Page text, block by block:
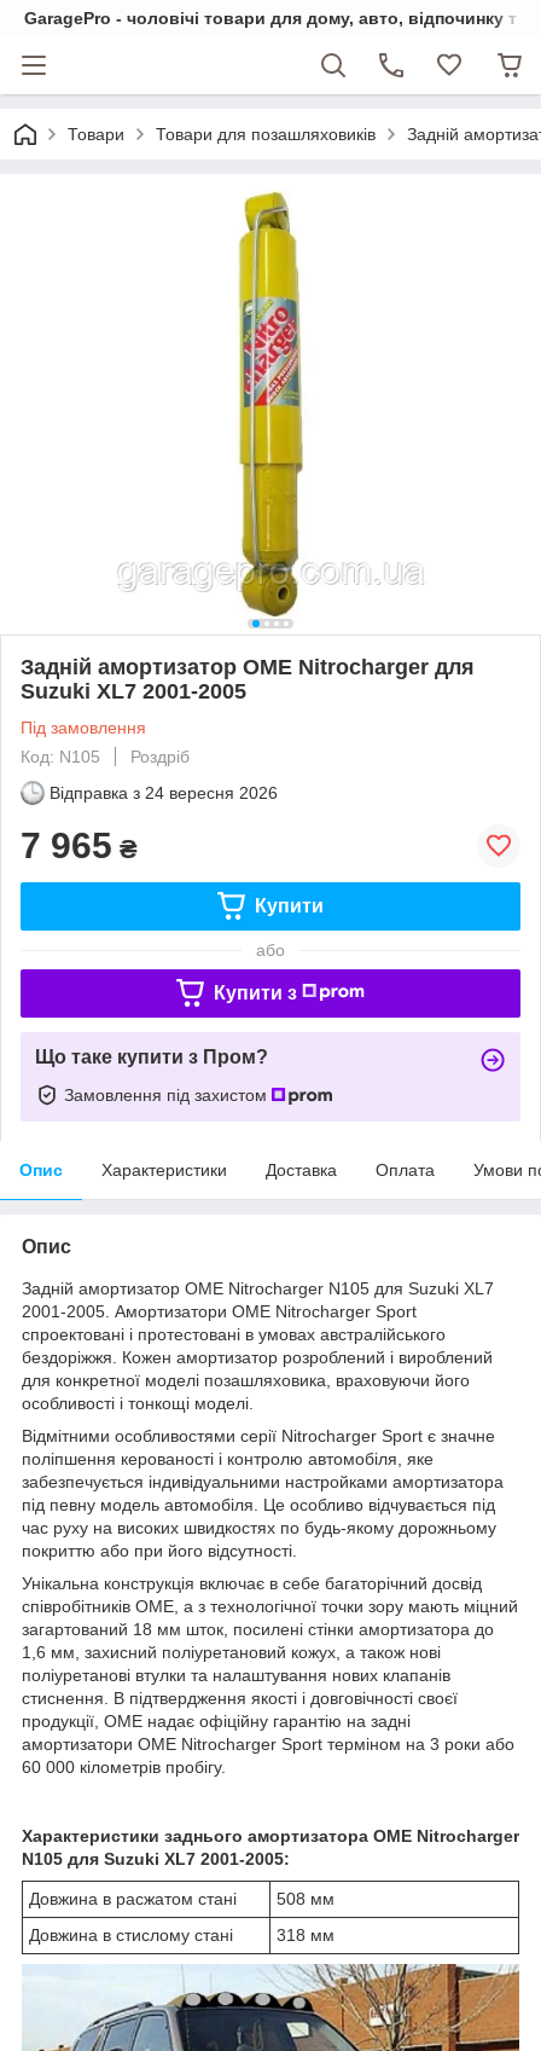
GaragePro - чоловічі товари для дому, авто, відпочинку та
Товари Товари для позашляховиків Задній
Задній амортизатор OME Nitrocharger для
Suzuki XL7 2001-2005
Під замовлення
Код: N105
Роздріб
Відправка з 24 вересня 2026
7 965 ₴
Купити
або
Купити з
Що таке купити з Пром?
Замовлення під захистом
Опис Характеристики Доставка Оплата Умови
Опис
Задній амортизатор OME Nitrocharger N105 для Suzuki XL7
2001-2005. Амортизатори OME Nitrocharger Sport
спроектовані і протестовані в умовах австралійського
бездоріжжя. Кожен амортизатор розроблений і вироблений
для конкретної моделі позашляховика, враховуючи його
особливості і тонкощі моделі.
Відмітними особливостями серії Nitrocharger Sport є значне
поліпшення керованості і контролю автомобіля, яке
забезпечується індивідуальними настройками амортизатора
під певну модель автомобіля. Це особливо відчувається під
час руху на високих швидкостях по будь-якому дорожньому
покриттю або при його відсутності.
Унікальна конструкція включає в себе багаторічний досвід
співробітників OME, а з технологічної точки зору мають міцний
загартований 18 мм шток, посилені стінки амортизатора до
1,6 мм, захисний поліуретановий кожух, а також нові
поліуретанові втулки та налаштування нових клапанів
стиснення. В підтвердження якості і довговічності своєї
продукції, OME надає офіційну гарантію на задні
амортизатори OME Nitrocharger Sport терміном на 3 роки або
60 000 кілометрів пробігу.
Характеристики заднього амортизатора OME Nitrocharger
N105 для Suzuki XL7 2001-2005:
Довжина в расжатом стані
508 мм
Довжина в стислому стані
318 мм